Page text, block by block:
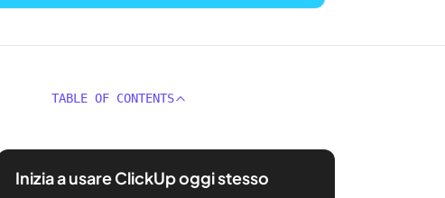
TABLE OF CONTENTS
Inizia a usare ClickUp oggi stesso